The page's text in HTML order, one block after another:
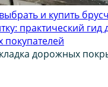
и купить
практический гид
покупателей
дорожных